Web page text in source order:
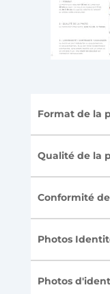
Format de la
Qualité de la
Conformité
Photos
Photos